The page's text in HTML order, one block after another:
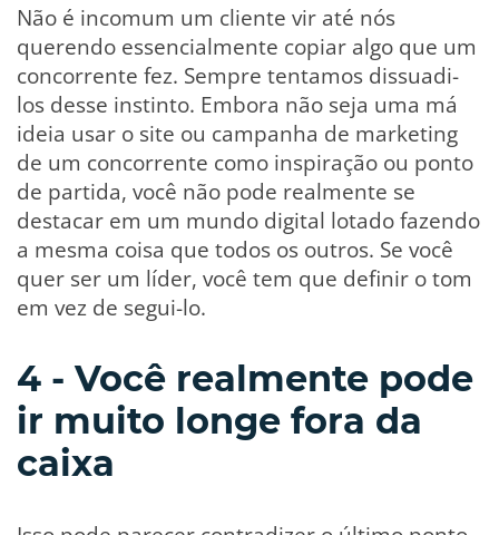
Não é incomum um cliente vir até nós
querendo essencialmente copiar algo que um
concorrente fez. Sempre tentamos dissuadi-
los desse instinto. Embora não seja uma má
ideia usar o site ou campanha de marketing
de um concorrente como inspiração ou ponto
de partida, você não pode realmente se
destacar em um mundo digital lotado fazendo
a mesma coisa que todos os outros. Se você
quer ser um líder, você tem que definir o tom
em vez de segui-lo.
4 - Você realmente pode
ir muito longe fora da
caixa